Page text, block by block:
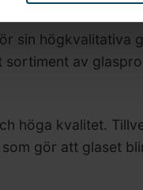
sin högkvalitativa
av
höga kvalitet.
gör att glaset